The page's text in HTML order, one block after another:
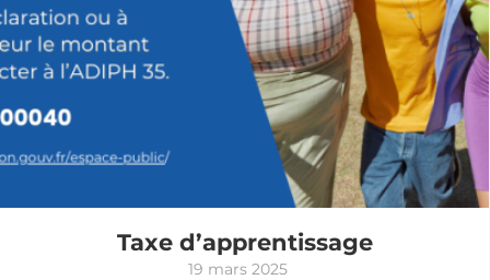
Taxe d’apprentissage
19 mars 2025